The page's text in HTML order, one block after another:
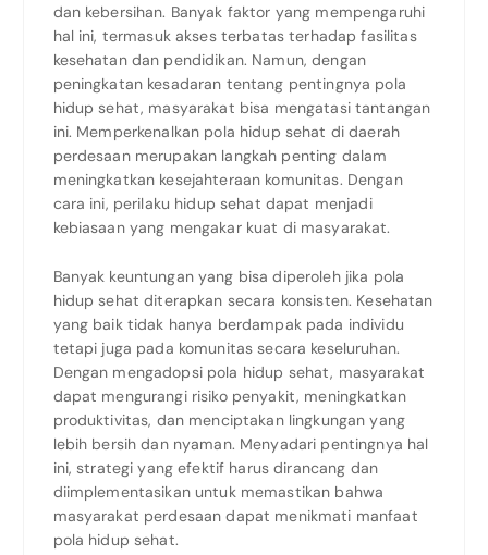
dan kebersihan. Banyak faktor yang mempengaruhi
hal ini, termasuk akses terbatas terhadap fasilitas
kesehatan dan pendidikan. Namun, dengan
peningkatan kesadaran tentang pentingnya pola
hidup sehat, masyarakat bisa mengatasi tantangan
ini. Memperkenalkan pola hidup sehat di daerah
perdesaan merupakan langkah penting dalam
meningkatkan kesejahteraan komunitas. Dengan
cara ini, perilaku hidup sehat dapat menjadi
kebiasaan yang mengakar kuat di masyarakat.
Banyak keuntungan yang bisa diperoleh jika pola
hidup sehat diterapkan secara konsisten. Kesehatan
yang baik tidak hanya berdampak pada individu
tetapi juga pada komunitas secara keseluruhan.
Dengan mengadopsi pola hidup sehat, masyarakat
dapat mengurangi risiko penyakit, meningkatkan
produktivitas, dan menciptakan lingkungan yang
lebih bersih dan nyaman. Menyadari pentingnya hal
ini, strategi yang efektif harus dirancang dan
diimplementasikan untuk memastikan bahwa
masyarakat perdesaan dapat menikmati manfaat
pola hidup sehat.